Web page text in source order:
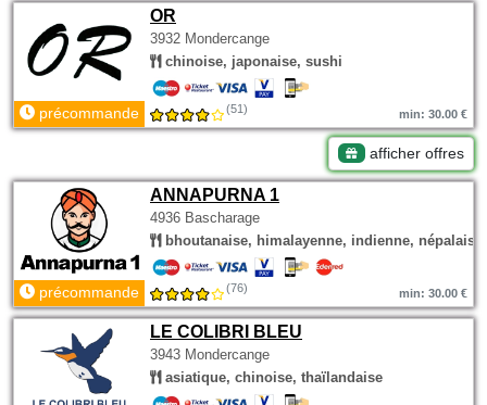
OR
3932 Mondercange
chinoise, japonaise, sushi
précommande (51) min: 30.00 €
afficher offres
ANNAPURNA 1
4936 Bascharage
bhoutanaise, himalayenne, indienne, népalaise
précommande (76) min: 30.00 €
LE COLIBRI BLEU
3943 Mondercange
asiatique, chinoise, thaïlandaise